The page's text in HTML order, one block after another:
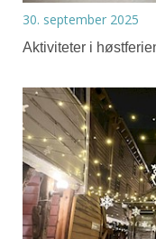
30. september 2025
Aktiviteter i